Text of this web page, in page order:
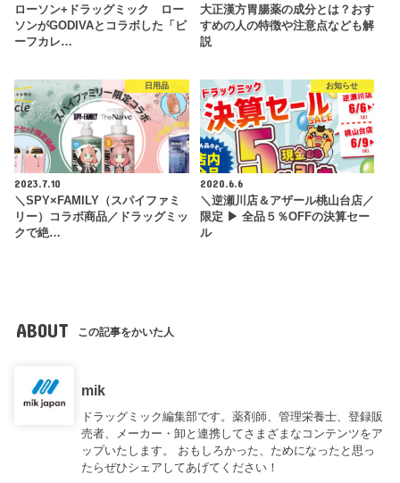
ローソン+ドラッグミック ロー
ソンがGODIVAとコラボした「ビ
ーフカレ…
大正漢方胃腸薬の成分とは？おす
すめの人の特徴や注意点なども解
説
日用品
2023.7.10
＼SPY×FAMILY（スパイファミ
リー）コラボ商品／ドラッグミッ
クで絶…
お知らせ
2020.6.6
＼逆瀬川店＆アザール桃山台店／
限定 ▶ 全品５％OFFの決算セー
ル
ABOUT この記事をかいた人
mik
ドラッグミック編集部です。薬剤師、管理栄養士、登録販
売者、メーカー・卸と連携してさまざまなコンテンツをア
ップいたします。 おもしろかった、ためになったと思っ
たらぜひシェアしてあげてください！